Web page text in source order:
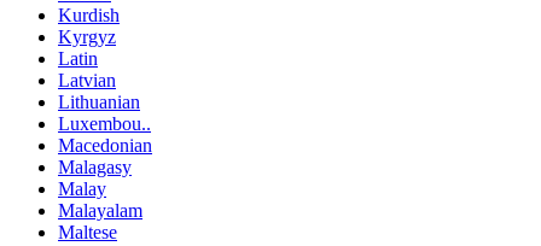
Kurdish
Kyrgyz
Latin
Latvian
Lithuanian
Luxembou..
Macedonian
Malagasy
Malay
Malayalam
Maltese